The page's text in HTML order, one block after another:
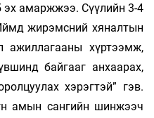
эх амаржжээ. Сүүлийн 3-4
жирэмсний хяналтын
ажиллагааны хүртээмж,
байгааг анхаарах,
хэрэгтэй” гэв.
амын сангийн шинжээч